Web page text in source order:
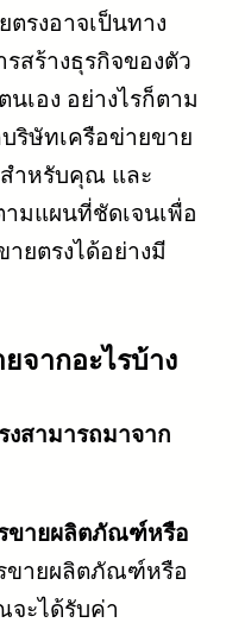
รงอาจเป็นทาง
สร้างธุรกิจของตัว
เอง อย่างไรก็ตาม
ริษัทเครือข่ายขาย
ำหรับคุณ และ
มแผนที่ชัดเจนเพื่อ
ยตรงได้อย่างมี
จากอะไรบ้าง
งสามารถมาจาก
ขายผลิตภัณฑ์หรือ
ายผลิตภัณฑ์หรือ
ะได้รับค่า